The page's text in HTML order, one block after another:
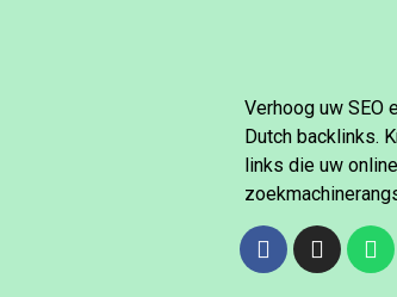
Verhoog uw
Dutch backlinks.
links die uw